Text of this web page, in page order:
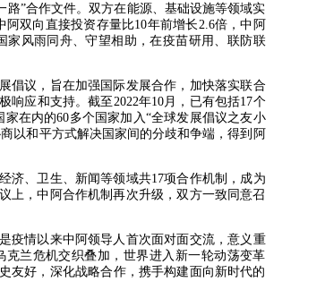
路”合作文件。双方在能源、基础设施等领域实
双向直接投资存量比10年前增长2.6倍，中阿
家风雨同舟、守望相助，在疫苗研用、联防联
倡议，旨在加强国际发展合作，加快落实联合
响应和支持。截至2022年10月，已有包括17个
在内的60多个国家加入“全球发展倡议之友小
以和平方式解决国家间的分歧和争端，得到阿
济、卫生、新闻等领域共17项合作机制，成为
上，中阿合作机制再次升级，双方一致同意召
疫情以来中阿领导人首次面对面交流，意义重
兰危机交织叠加，世界进入新一轮动荡变革
友好，深化战略合作，携手构建面向新时代的